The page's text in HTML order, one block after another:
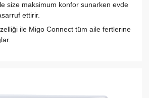
size maksimum konfor sunarken evde
ettirir.
ile Migo Connect tüm aile fertlerine